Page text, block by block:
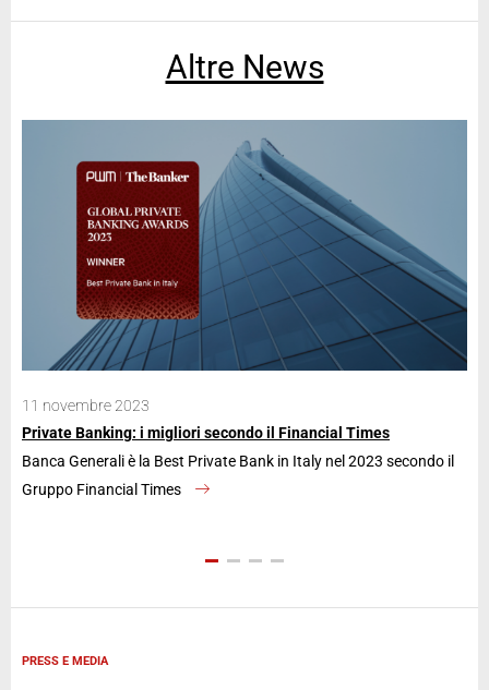
Altre News
11 novembre 2023
Private Banking: i migliori secondo il Financial Times
Banca Generali è la Best Private Bank in Italy nel 2023 secondo il
Gruppo Financial Times
PRESS E MEDIA